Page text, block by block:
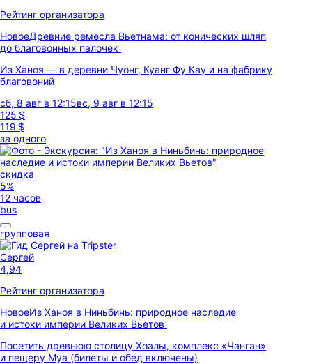
Рейтинг организатора
НовоеДревние ремёсла Вьетнама: от конических шляп
до благовонных палочек
Из Ханоя — в деревни Чуонг, Куанг Фу Кау и на фабрику
благовоний
сб, 8 авг в 12:15вс, 9 авг в 12:15
125 $
119 $
за одного
скидка
5%
12 часов
bus
групповая
Сергей
4,94
Рейтинг организатора
НовоеИз Ханоя в Ниньбинь: природное наследие
и истоки империи Великих Вьетов
Посетить древнюю столицу Хоалы, комплекс «Чанган»
и пещеру Муа (билеты и обед включены)